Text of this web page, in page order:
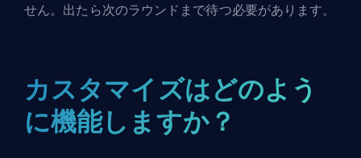
せん。出たら次のラウンドまで待つ必要があります。
カスタマイズはどのよう
に機能しますか？